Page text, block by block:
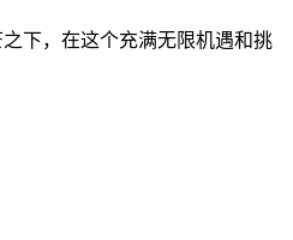
下，在这个充满无限机遇和挑